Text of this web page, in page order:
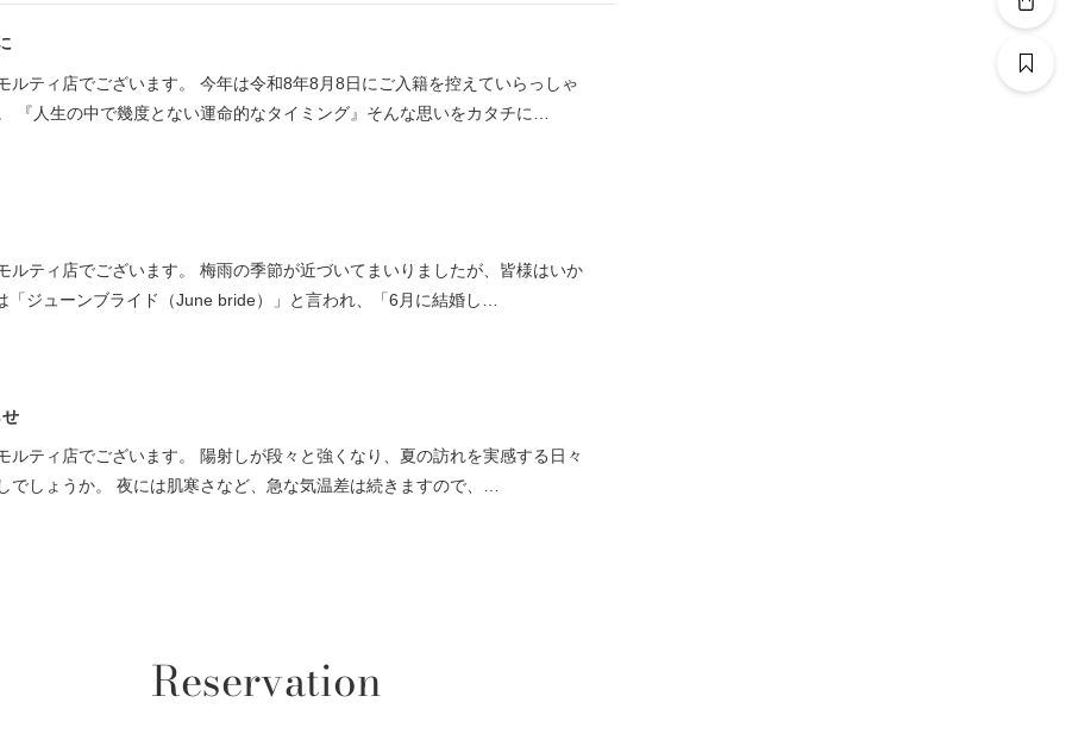
ルティ店でございます。 今年は令和8年8月8日にご入籍を控えていらっしゃ
『人生の中で幾度とない運命的なタイミング』そんな思いをカタチに…
ルティ店でございます。 梅雨の季節が近づいてまいりましたが、皆様はいか
「ジューンブライド（June bride）」と言われ、「6月に結婚し…
ルティ店でございます。 陽射しが段々と強くなり、夏の訪れを実感する日々
でしょうか。 夜には肌寒さなど、急な気温差は続きますので、…
Reservation